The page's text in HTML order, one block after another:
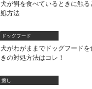
犬が餌を食べているときに触
処方法
ドッグフード
犬がわがままでドッグフードを
きの対処方法はコレ！
癒し